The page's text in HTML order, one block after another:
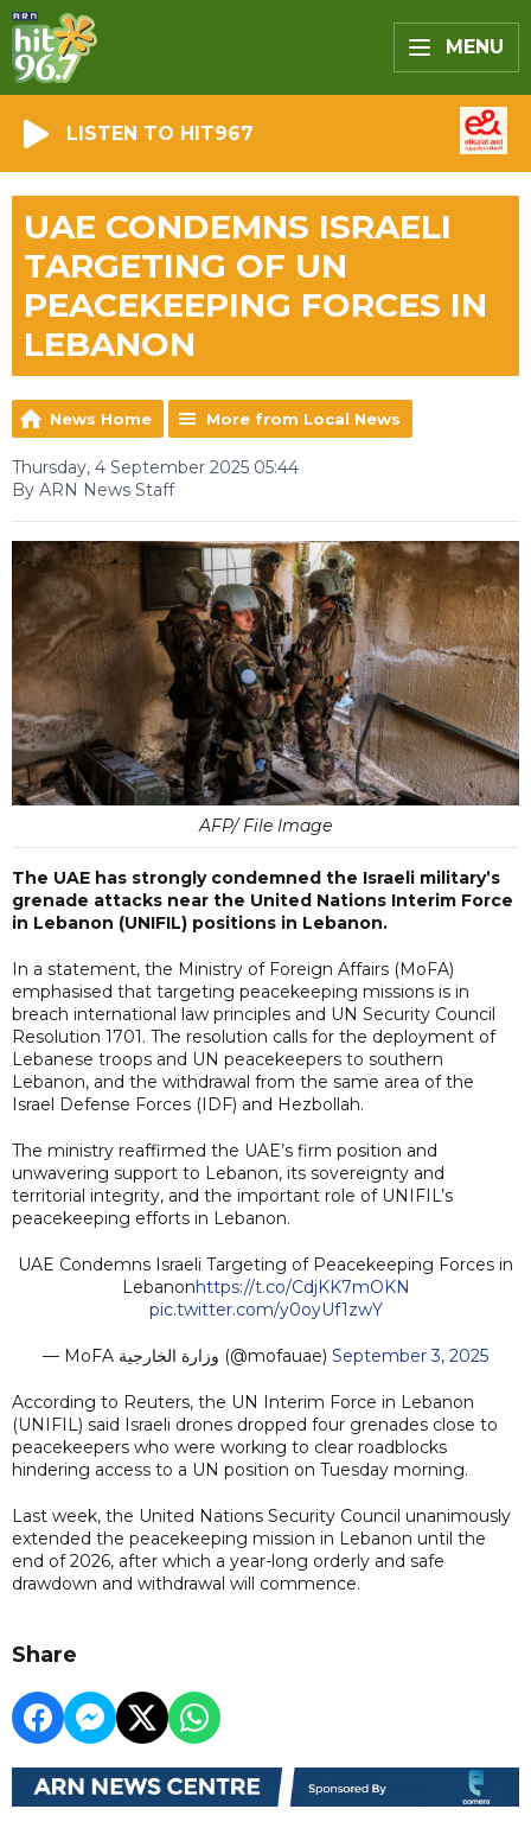
MENU
LISTEN TO HIT967
UAE CONDEMNS ISRAELI
TARGETING OF UN
PEACEKEEPING FORCES IN
LEBANON
News Home More from Local News
Thursday, 4 September 2025 05:44
By ARN News Staff
AFP/ File Image
The UAE has strongly condemned the Israeli military’s
grenade attacks near the United Nations Interim Force
in Lebanon (UNIFIL) positions in Lebanon.
In a statement, the Ministry of Foreign Affairs (MoFA)
emphasised that targeting peacekeeping missions is in
breach international law principles and UN Security Council
Resolution 1701. The resolution calls for the deployment of
Lebanese troops and UN peacekeepers to southern
Lebanon, and the withdrawal from the same area of the
Israel Defense Forces (IDF) and Hezbollah.
The ministry reaffirmed the UAE’s firm position and
unwavering support to Lebanon, its sovereignty and
territorial integrity, and the important role of UNIFIL’s
peacekeeping efforts in Lebanon.
UAE Condemns Israeli Targeting of Peacekeeping Forces in
Lebanonhttps://t.co/CdjKK7mOKN
pic.twitter.com/y0oyUf1zwY
— MoFA وزارة الخارجية (@mofauae) September 3, 2025
According to Reuters, the UN Interim Force in Lebanon
(UNIFIL) said Israeli drones dropped four grenades close to
peacekeepers who were working to clear roadblocks
hindering access to a UN position on Tuesday morning.
Last week, the United Nations Security Council unanimously
extended the peacekeeping mission in Lebanon until the
end of 2026, after which a year-long orderly and safe
drawdown and withdrawal will commence.
Share